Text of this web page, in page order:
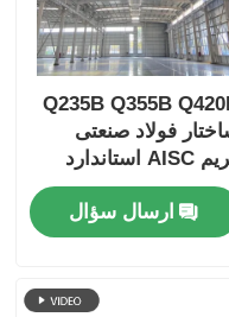
Q235B Q355B
فولاد صنعتی
فریم AISC استاندارد
سفارشی
ارسال سؤال